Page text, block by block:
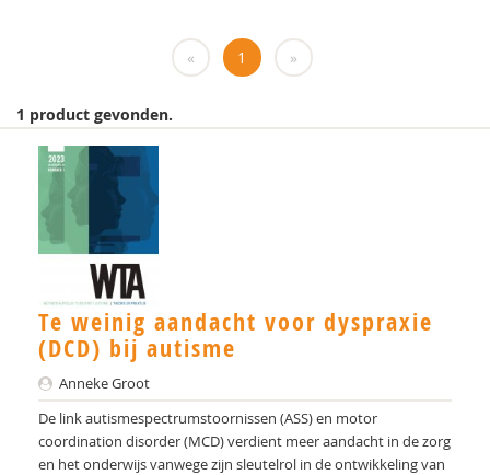
Helena Andrea
Dr. Anke Scheeren
drs. Anne In ’t Velt - Simon Thomas
Dr. Anoek M. Oerlemans
Alvin van Asselt
dr. Audrey Mol
Tineke Backer van Ommeren
Tineke Backer van Ommeren-van der Meer
Jacqueline Bailly
Simon Baron-Cohen
« 1 »
1 product gevonden.
Te weinig aandacht voor dyspraxie
(DCD) bij autisme
Anneke Groot
De link autismespectrumstoornissen (ASS) en motor
coordination disorder (MCD) verdient meer aandacht in de zorg
en het onderwijs vanwege zijn sleutelrol in de ontwikkeling van